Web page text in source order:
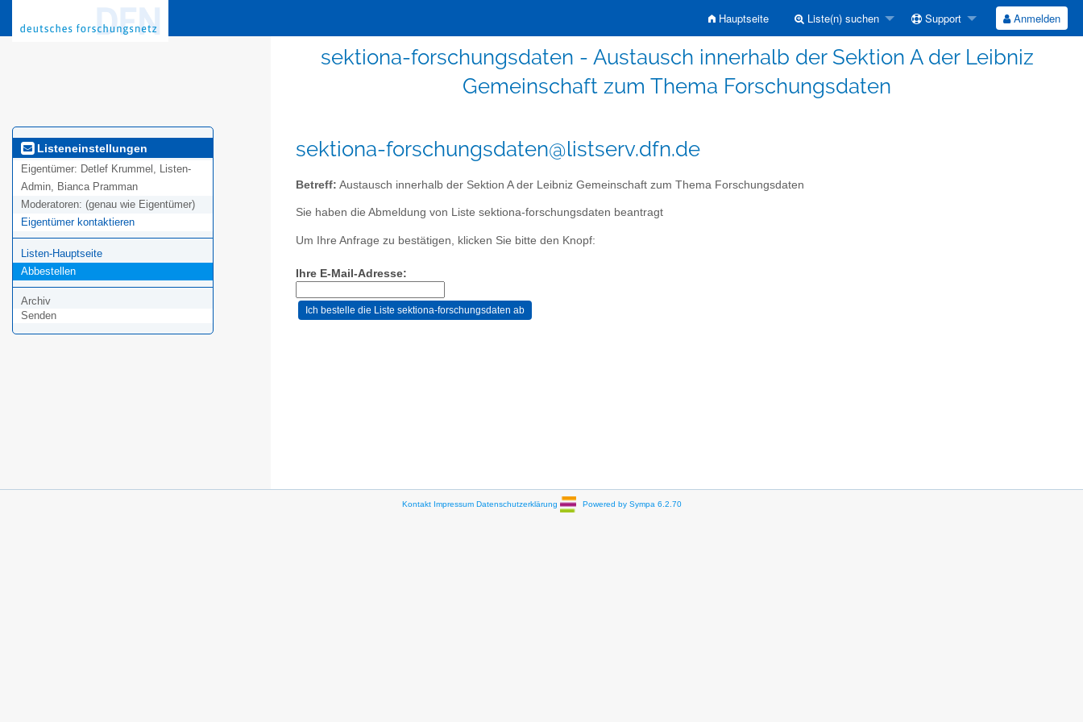
Hauptseite Liste(n) suchen Support Anmelden
sektiona-forschungsdaten - Austausch innerhalb der Sektion A der Leibniz
Gemeinschaft zum Thema Forschungsdaten
Listeneinstellungen
Eigentümer: Detlef Krummel, Listen-
Admin, Bianca Pramman
Moderatoren: (genau wie Eigentümer)
Eigentümer kontaktieren
Listen-Hauptseite
Abbestellen
Archiv
Senden
sektiona-forschungsdaten@listserv.dfn.de
Betreff: Austausch innerhalb der Sektion A der Leibniz Gemeinschaft zum Thema Forschungsdaten
Sie haben die Abmeldung von Liste sektiona-forschungsdaten beantragt
Um Ihre Anfrage zu bestätigen, klicken Sie bitte den Knopf:
Ihre E-Mail-Adresse:
Kontakt Impressum Datenschutzerklärung Powered by Sympa 6.2.70